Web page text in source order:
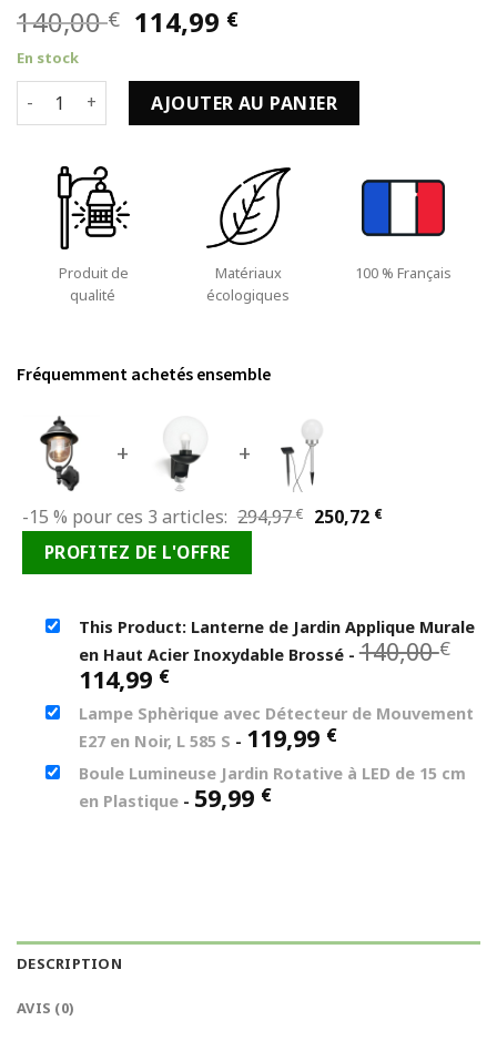
140,00€ Le
prix
initial
était :
140,00 €.
114,99 €Le
actuel
est :
114,99 €.
En stock
quantité de Lanterne de Jardin Applique Murale en Haut
AJOUTER AU PANIER
Produit de
qualité
Matériaux
écologiques
100 % Français
Fréquemment achetés ensemble
+ +
-15 % pour ces 3 articles: 294,97€
Le
294,97 €.
250,72 €Le
250,72 €.
PROFITEZ DE L'OFFRE
This Product: Lanterne de Jardin Applique Murale
en Haut Acier Inoxydable Brossé -140,00€
114,99 €Le
prix
actuel
est :
114,99 €.
Lampe Sphèrique avec Détecteur de Mouvement
E27 en Noir, L 585 S - 119,99 €
Boule Lumineuse Jardin Rotative à LED de 15 cm
en Plastique - 59,99 €
DESCRIPTION
AVIS (0)